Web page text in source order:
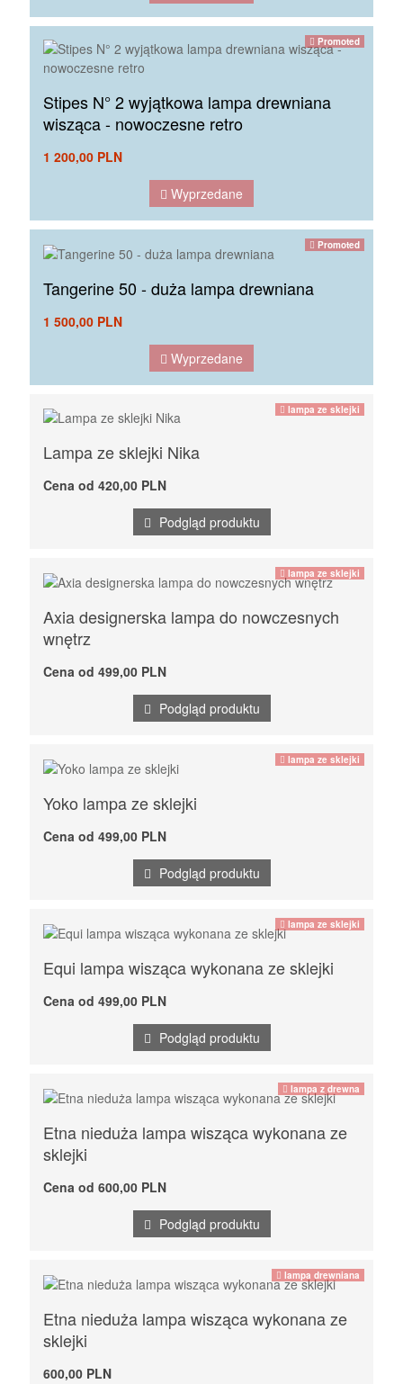
Promoted
Stipes N° 2 wyjątkowa lampa drewniana
wisząca - nowoczesne retro
1 200,00 PLN
Wyprzedane
Promoted
Tangerine 50 - duża lampa drewniana
1 500,00 PLN
Wyprzedane
lampa ze sklejki
Lampa ze sklejki Nika
Cena od 420,00 PLN
Podgląd produktu
lampa ze sklejki
Axia designerska lampa do nowczesnych
wnętrz
Cena od 499,00 PLN
Podgląd produktu
lampa ze sklejki
Yoko lampa ze sklejki
Cena od 499,00 PLN
Podgląd produktu
lampa ze sklejki
Equi lampa wisząca wykonana ze sklejki
Cena od 499,00 PLN
Podgląd produktu
lampa z drewna
Etna nieduża lampa wisząca wykonana ze
sklejki
Cena od 600,00 PLN
Podgląd produktu
lampa drewniana
Etna nieduża lampa wisząca wykonana ze
sklejki
600,00 PLN